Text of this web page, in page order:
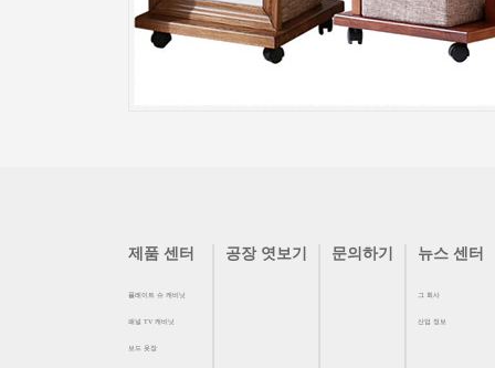
제품 센터
플레이트 슈 캐비닛
패널 TV 캐비닛
보드 옷장
공장 엿보기 문의하기 뉴스 센터
그 회사
산업 정보